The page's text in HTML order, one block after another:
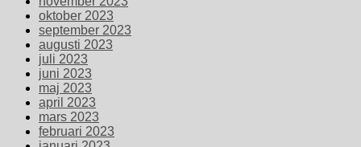
oktober 2023
september 2023
augusti 2023
juli 2023
juni 2023
maj 2023
april 2023
mars 2023
februari 2023